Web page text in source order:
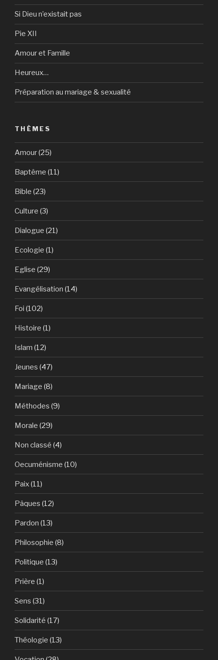
Si Dieu n’existait pas
Pie XII
Amour et Famille
Heureux…
Préparation au mariage & sexualité
THÈMES
Amour(25)
Baptême (11)
Bible (23)
Culture (3)
Dialogue (21)
Ecologie (1)
Eglise (29)
Evangélisation (14)
Foi (102)
Histoire (1)
Islam (12)
Jeunes (47)
Mariage (8)
Méthodes (9)
Morale (29)
Non classé (4)
Oecuménisme (10)
Paix(11)
Pâques (12)
Pardon (13)
Philosophie (8)
Politique (13)
Prière (1)
Sens (31)
Solidarité (17)
Théologie (13)